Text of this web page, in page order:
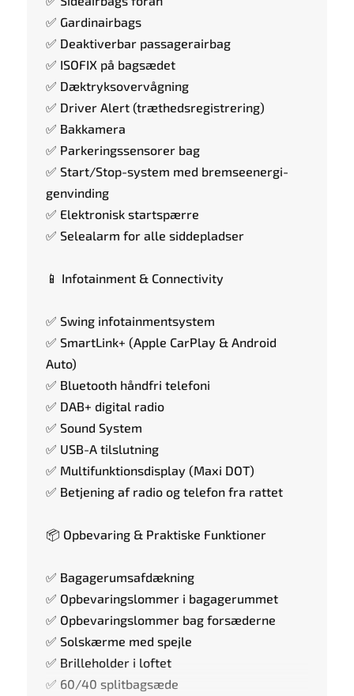
✅ Gardinairbags
✅ Deaktiverbar passagerairbag
✅ ISOFIX på bagsædet
✅ Dæktryksovervågning
✅ Driver Alert (træthedsregistrering)
✅ Bakkamera
✅ Parkeringssensorer bag
✅ Start/Stop-system med bremseenergi-
genvinding
✅ Elektronisk startspærre
✅ Selealarm for alle siddepladser
📱 Infotainment & Connectivity
✅ Swing infotainmentsystem
✅ SmartLink+ (Apple CarPlay & Android
Auto)
✅ Bluetooth håndfri telefoni
✅ DAB+ digital radio
✅ Sound System
✅ USB-A tilslutning
✅ Multifunktionsdisplay (Maxi DOT)
✅ Betjening af radio og telefon fra rattet
📦 Opbevaring & Praktiske Funktioner
✅ Bagagerumsafdækning
✅ Opbevaringslommer i bagagerummet
✅ Opbevaringslommer bag forsæderne
✅ Solskærme med spejle
✅ Brilleholder i loftet
✅ 60/40 splitbagsæde